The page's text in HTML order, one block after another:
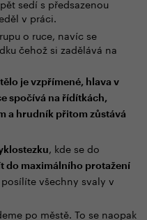
sedí s předsazenou
v práci.
o ruce, navíc se
čehož si zadělává na
tělo je vzpřímené, hlava v
spočívá na řídítkách,
a hrudník přitom zůstává
, kde se do
do maximálního protažení
všechny svaly v
po městě. To se naopak